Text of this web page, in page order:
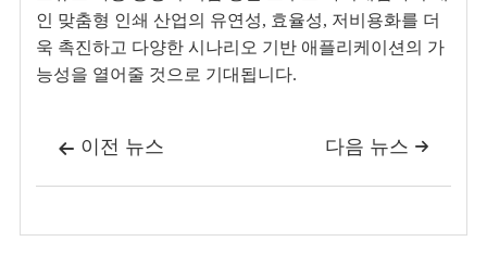
인 맞춤형 인쇄 산업의 유연성, 효율성, 저비용화를 더
욱 촉진하고 다양한 시나리오 기반 애플리케이션의 가
능성을 열어줄 것으로 기대됩니다.
 이전 뉴스 
다음 뉴스